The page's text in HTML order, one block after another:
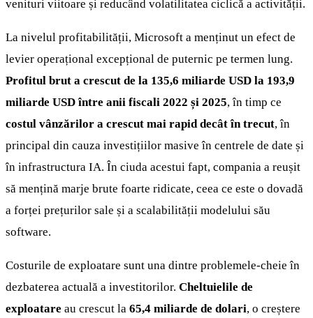
venituri viitoare și reducând volatilitatea ciclică a activității.
La nivelul profitabilității, Microsoft a menținut un efect de
levier operațional excepțional de puternic pe termen lung.
Profitul brut a crescut de la 135,6 miliarde USD la 193,9
miliarde USD între anii fiscali 2022 și 2025, în timp ce
costul vânzărilor a crescut mai rapid decât în trecut, în
principal din cauza investițiilor masive în centrele de date și
în infrastructura IA. În ciuda acestui fapt, compania a reușit
să mențină marje brute foarte ridicate, ceea ce este o dovadă
a forței prețurilor sale și a scalabilității modelului său
software.
Costurile de exploatare sunt una dintre problemele-cheie în
dezbaterea actuală a investitorilor. Cheltuielile de
exploatare au crescut la 65,4 miliarde de dolari, o creștere